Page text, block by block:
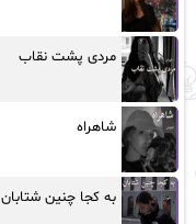
مردی پشت نقاب
شاهراه
به کجا چنین شتابان